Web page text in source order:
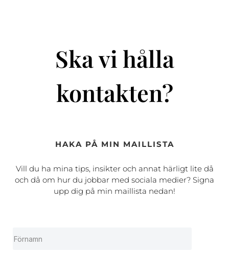
Ska vi hålla
kontakten?
HAKA PÅ MIN MAILLISTA
Vill du ha mina tips, insikter och annat härligt lite då
och då om hur du jobbar med sociala medier? Signa
upp dig på min maillista nedan!